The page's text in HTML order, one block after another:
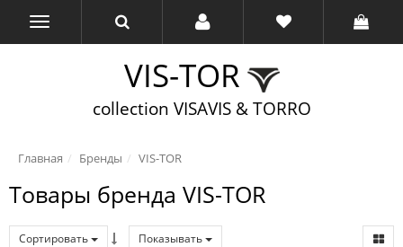
VIS-TOR
collection VISAVIS & TORRO
Главная Бренды VIS-TOR
Товары бренда VIS-TOR
Сортировать Показывать